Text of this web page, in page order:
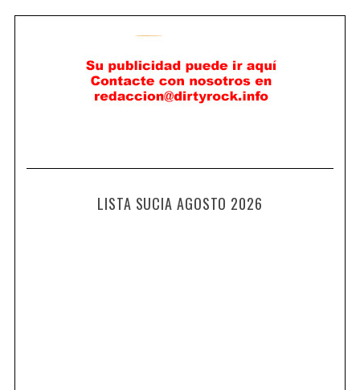
LISTA SUCIA AGOSTO 2026